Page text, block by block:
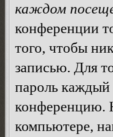
каждом
конференции
того, чтобы
записью. Для
пароль каждый
конференцию.
компьютере,